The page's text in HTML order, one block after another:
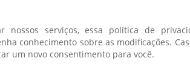
nossos serviços, essa política de
conhecimento sobre as modificações.
um novo consentimento para você.